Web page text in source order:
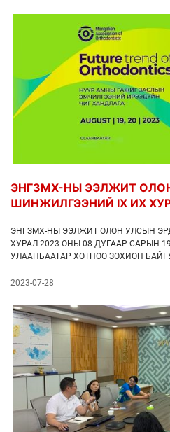
ЭНГЗМХ-НЫ ЭЭЛЖИТ
ШИНЖИЛГЭЭНИЙ IX ИХ
ЭНГЗМХ-НЫ ЭЭЛЖИТ ОЛОН УЛСЫН
ХУРАЛ 2023 ОНЫ 08 ДУГААР САРЫН
УЛААНБААТАР ХОТНОО ЗОХИОН
2023-07-28